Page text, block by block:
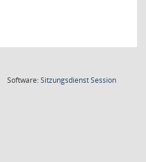
Software:SitzungsdienstSession(Wird in